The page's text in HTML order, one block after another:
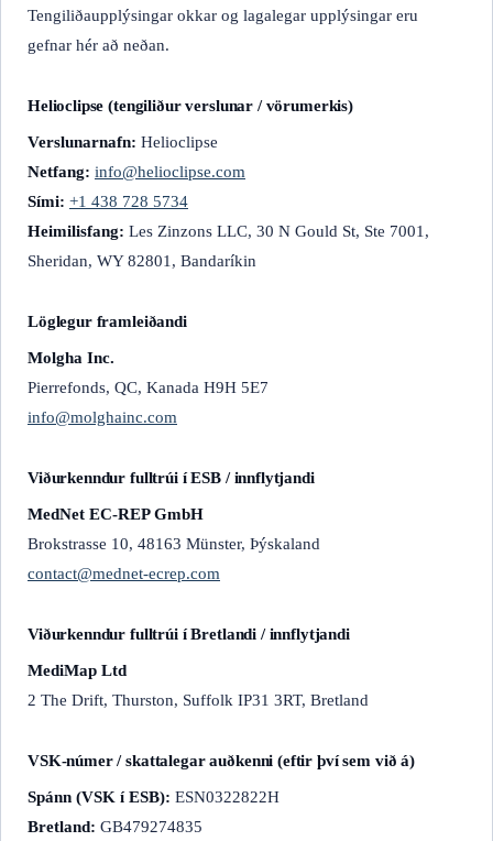
Tengiliðaupplýsingar okkar og lagalegar upplýsingar eru
gefnar hér að neðan.
Helioclipse (tengiliður verslunar / vörumerkis)
Verslunarnafn: Helioclipse
Netfang: info@helioclipse.com
Sími: +1 438 728 5734
Heimilisfang: Les Zinzons LLC, 30 N Gould St, Ste 7001,
Sheridan, WY 82801, Bandaríkin
Löglegur framleiðandi
Molgha Inc.
Pierrefonds, QC, Kanada H9H 5E7
info@molghainc.com
Viðurkenndur fulltrúi í ESB / innflytjandi
MedNet EC-REP GmbH
Brokstrasse 10, 48163 Münster, Þýskaland
contact@mednet-ecrep.com
Viðurkenndur fulltrúi í Bretlandi / innflytjandi
MediMap Ltd
2 The Drift, Thurston, Suffolk IP31 3RT, Bretland
VSK-númer / skattalegar auðkenni (eftir því sem við á)
Spánn (VSK í ESB): ESN0322822H
Bretland: GB479274835